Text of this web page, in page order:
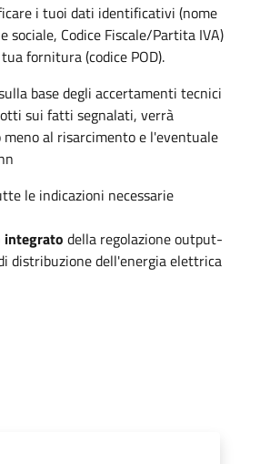
i tuoi dati identificativi (nome
sociale, Codice Fiscale/Partita IVA)
fornitura (codice POD).
base degli accertamenti tecnici
sui fatti segnalati, verrà
al risarcimento e l'eventuale
le indicazioni necessarie
integrato della regolazione output-
distribuzione dell'energia elettrica